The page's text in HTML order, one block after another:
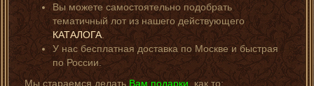
Вы можете самостоятельно подобрать
тематичный лот из нашего действующего
КАТАЛОГА
У нас бесплатная доставка по Москве и быстрая
по России.
Мы стараемся делатьВам подарки,как то: